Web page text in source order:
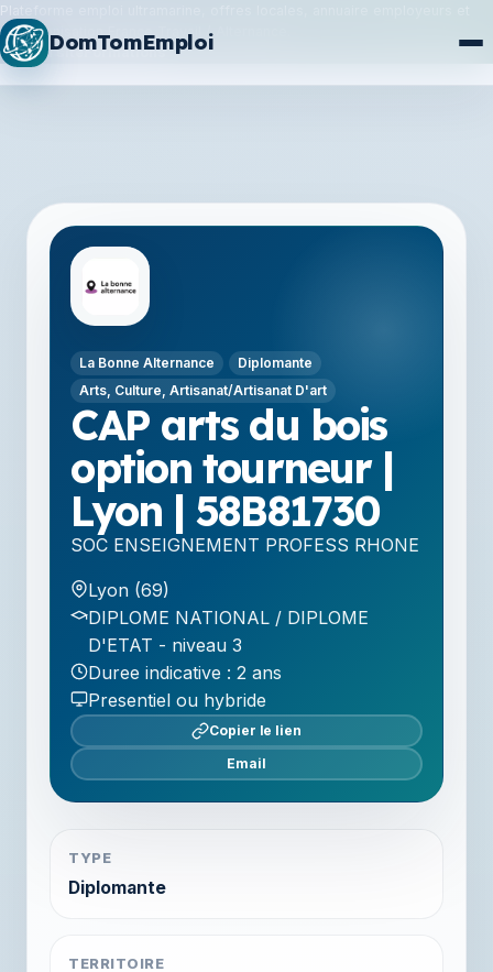
Plateforme emploi ultramarine, offres locales, annuaire employeurs et
synchronisation France Travail / Alternance.
Plan du siteFormations
DomTomEmploi
La Bonne Alternance
Diplomante
Arts, Culture, Artisanat/Artisanat D'art
CAP arts du bois
option tourneur |
Lyon | 58B81730
SOC ENSEIGNEMENT PROFESS RHONE
Lyon (69)
DIPLOME NATIONAL / DIPLOME
D'ETAT - niveau 3
Duree indicative : 2 ans
Presentiel ou hybride
Copier le lien
Email
TYPE
Diplomante
TERRITOIRE